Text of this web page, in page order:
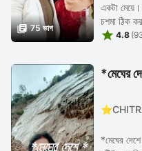
 75 ভাগ
একটা মেয়ে।
চশমা ঠিক
যাচ্ছো
 4.8
*মেঘের
*মেঘের